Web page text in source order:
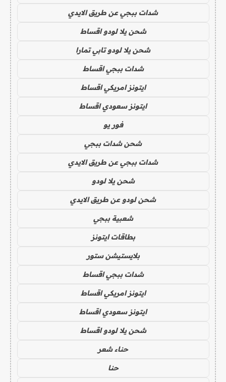
شدات ببجي عن طريق الايدي
شحن يلا لودو اقساط
شحن يلا لودو تابي تمارا
شدات ببجي اقساط
ايتونز امريكي اقساط
ايتونز سعودي اقساط
فور يو
شحن شدات ببجي
شدات ببجي عن طريق الايدي
شحن يلا لودو
شحن لودو عن طريق الايدي
شعبية ببجي
بطاقات ايتونز
بلايستيشن ستور
شدات ببجي اقساط
ايتونز امريكي اقساط
ايتونز سعودي اقساط
شحن يلا لودو اقساط
حناء شعر
حنا